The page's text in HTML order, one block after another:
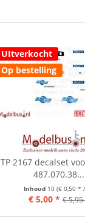
UItverkocht
Op bestelling
TP 2167 decalset
487.070.38...
Inhoud 10 (€ 0,50 *
€ 5,00 * €